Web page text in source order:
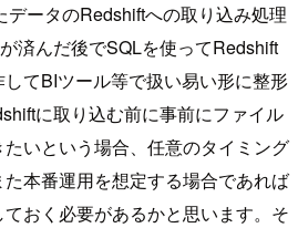
ータのRedshiftへの取り込み処理
済んだ後でSQLを使ってRedshift
てBIツール等で扱い易い形に整形
に取り込む前に事前にファイル
いという場合、任意のタイミング
本番運用を想定する場合であれば
おく必要があるかと思います。そ